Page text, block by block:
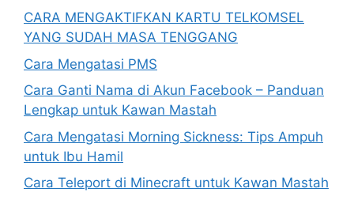
CARA MENGAKTIFKAN KARTU TELKOMSEL
YANG SUDAH MASA TENGGANG
Cara Mengatasi PMS
Cara Ganti Nama di Akun Facebook – Panduan
Lengkap untuk Kawan Mastah
Cara Mengatasi Morning Sickness: Tips Ampuh
untuk Ibu Hamil
Cara Teleport di Minecraft untuk Kawan Mastah